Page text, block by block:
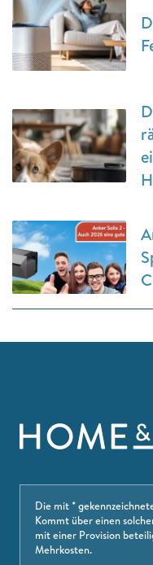
Die mit *
Kommt über einen
mit einer Provision
Mehrkosten.